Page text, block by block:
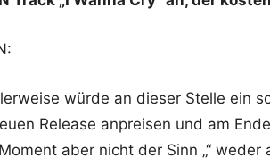
würde an dieser Stelle ein
Release anpreisen und am
aber nicht der Sinn „“